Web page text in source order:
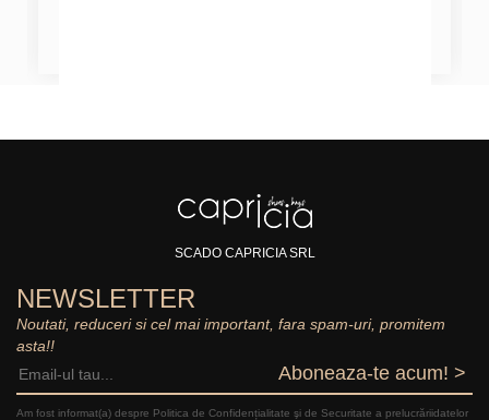
SCADO CAPRICIA SRL
NEWSLETTER
Noutati, reduceri si cel mai important, fara spam-uri, promitem
asta!!
Aboneaza-te acum! >
Am fost informat(a) despre Politica de Confidențialitate şi de Securitate a prelucrăriidatelor